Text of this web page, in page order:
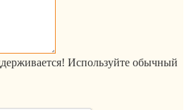
Используйте обычный